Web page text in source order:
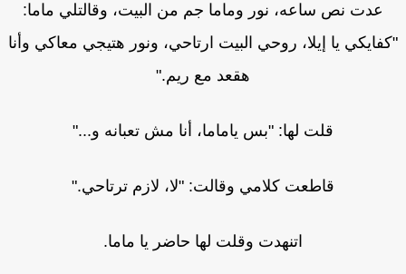
عدت نص ساعه، نور وماما جم من البيت، وقالتلي ماما:
يا إيلا، روحي البيت ارتاحي، ونور هتيجي معاكي وأنا
هقعد مع ريم."
قلت لها: "بس ياماما، أنا مش تعبانه و..."
قاطعت كلامي وقالت: "لا، لازم ترتاحي."
اتنهدت وقلت لها حاضر يا ماما.